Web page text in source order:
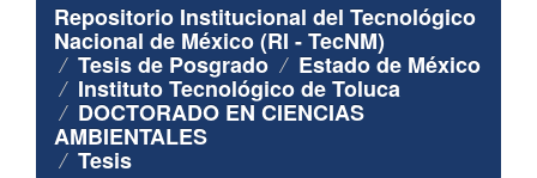
Repositorio Institucional del Tecnológico
Nacional de México (RI - TecNM)
Tesis de Posgrado Estado de México
Instituto Tecnológico de Toluca
DOCTORADO EN CIENCIAS
AMBIENTALES
Tesis